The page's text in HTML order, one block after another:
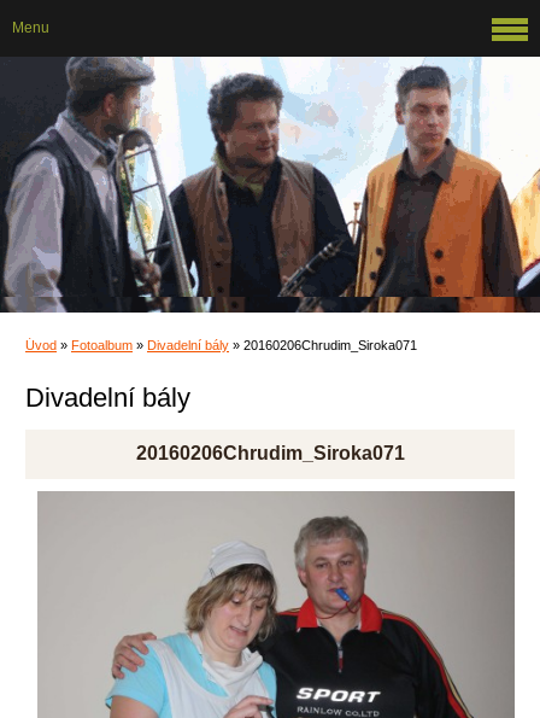
Úvod » Fotoalbum » Divadelní bály » 20160206Chrudim_Siroka071
Divadelní bály
20160206Chrudim_Siroka071
Menu